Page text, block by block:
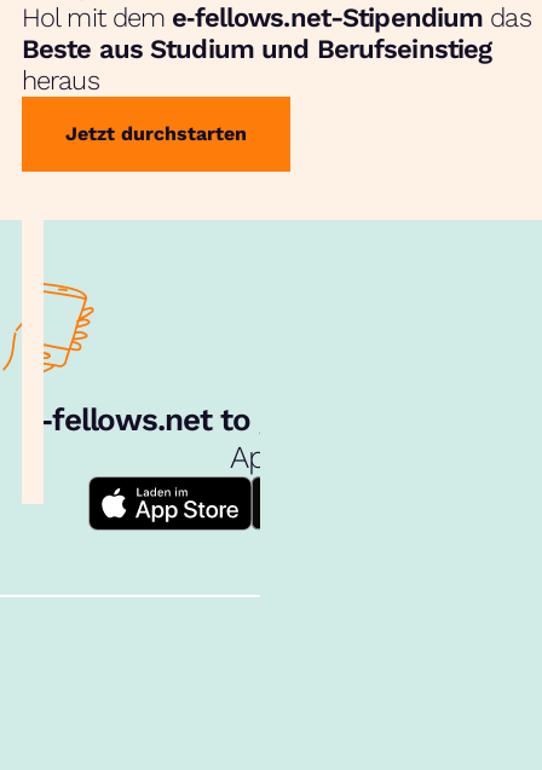
Hol mit dem e‑fellows.net-Stipendium das
Beste aus Studium und Berufseinstieg
heraus
Jetzt durchstarten
e‑fellows.net to go:
App!